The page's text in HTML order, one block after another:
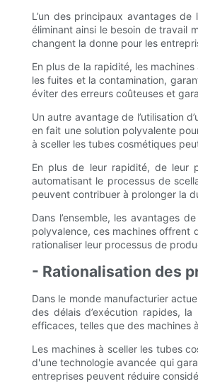
L’un des principaux avantages
éliminant ainsi le besoin de travail
changent la donne pour les
En plus de la rapidité, les
les fuites et la contamination,
éviter des erreurs coûteuses et
Un autre avantage de l’utilisation
en fait une solution polyvalente
à sceller les tubes cosmétiques
En plus de leur rapidité, de leur
automatisant le processus de
peuvent contribuer à prolonger la
Dans l’ensemble, les avantages
polyvalence, ces machines offrent
rationaliser leur processus de
- Rationalisation des
Dans le monde manufacturier
des délais d’exécution rapides,
efficaces, telles que des machines
Les machines à sceller les tubes
d'une technologie avancée qui
entreprises peuvent réduire